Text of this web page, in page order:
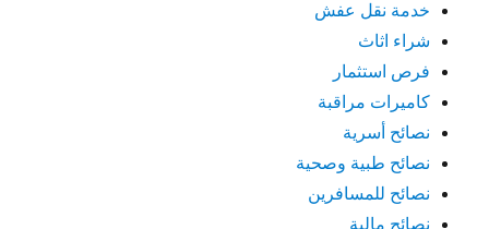
خدمة نقل عفش
شراء اثاث
فرص استثمار
كاميرات مراقبة
نصائح أسرية
نصائح طبية وصحية
نصائح للمسافرين
نصائح مالية